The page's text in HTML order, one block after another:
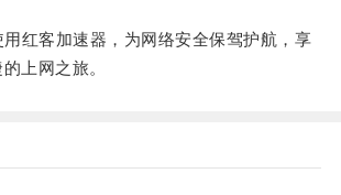
客加速器，为网络安全保驾护航，享
上网之旅。